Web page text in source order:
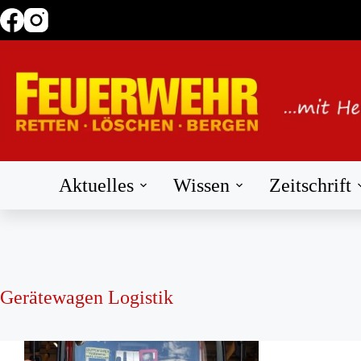
Zum
Inhalt
Aktuelles Wissen Zeitschrift
Gerätewagen Logistik